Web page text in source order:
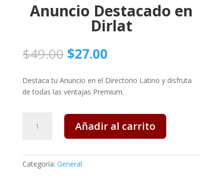
Anuncio Destacado en
Dirlat
$49.00 El
precio
original
era:
$49.00.
$27.00El
actual
es:
$27.00.
Destaca tu Anuncio en el Directorio Latino y disfruta
de todas las ventajas Premium.
Destacado
cantidad
Añadir al carrito
Categoría: General